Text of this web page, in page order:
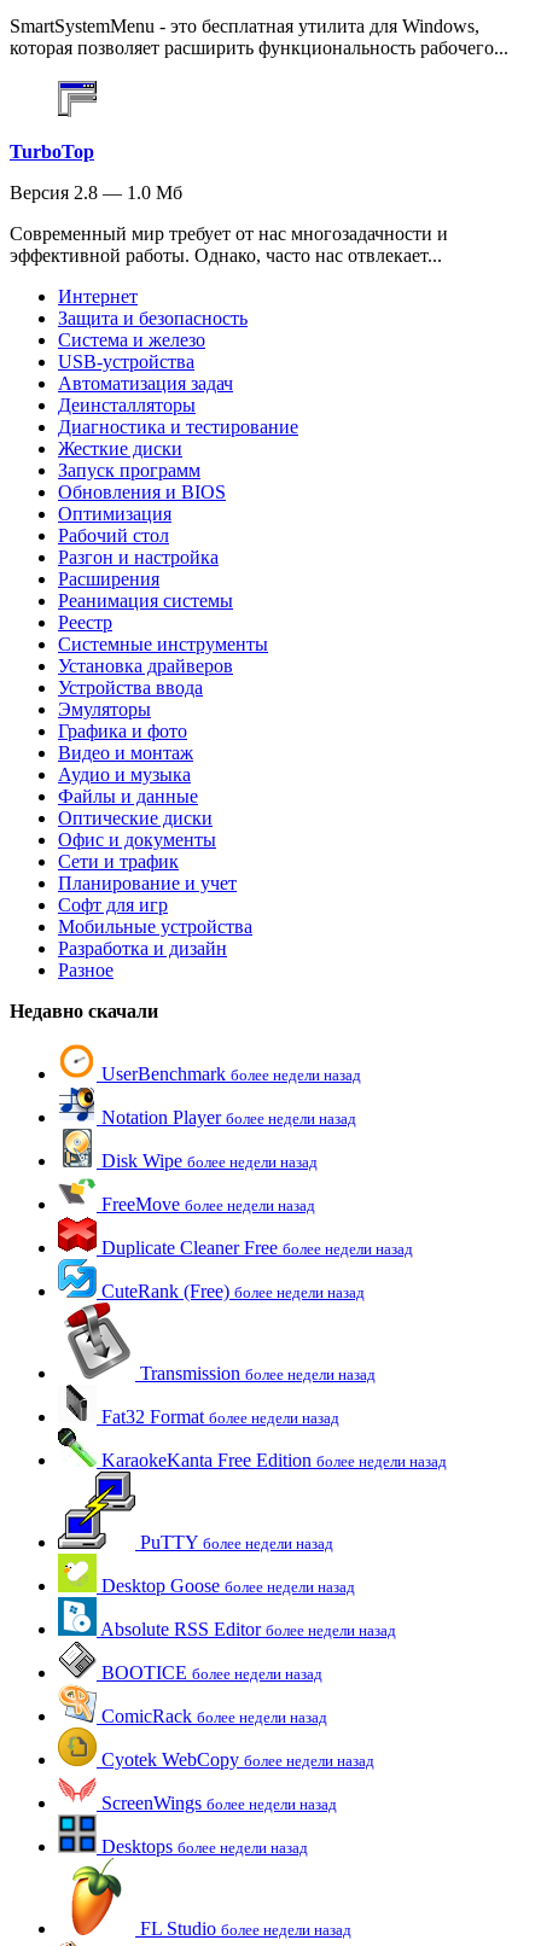
SmartSystemMenu - это бесплатная утилита для Windows,
которая позволяет расширить функциональность рабочего...
TurboTop
Версия 2.8 — 1.0 Мб
Современный мир требует от нас многозадачности и
эффективной работы. Однако, часто нас отвлекает...
Интернет
Защита и безопасность
Система и железо
USB-устройства
Автоматизация задач
Деинсталляторы
Диагностика и тестирование
Жесткие диски
Запуск программ
Обновления и BIOS
Оптимизация
Рабочий стол
Разгон и настройка
Расширения
Реанимация системы
Реестр
Системные инструменты
Установка драйверов
Устройства ввода
Эмуляторы
Графика и фото
Видео и монтаж
Аудио и музыка
Файлы и данные
Оптические диски
Офис и документы
Сети и трафик
Планирование и учет
Софт для игр
Мобильные устройства
Разработка и дизайн
Разное
Недавно скачали
UserBenchmark более недели назад
Notation Player более недели назад
Disk Wipe более недели назад
FreeMove более недели назад
Duplicate Cleaner Free более недели назад
CuteRank (Free) более недели назад
Transmission более недели назад
Fat32 Format более недели назад
KaraokeKanta Free Edition более недели назад
PuTTY более недели назад
Desktop Goose более недели назад
Absolute RSS Editor более недели назад
BOOTICE более недели назад
ComicRack более недели назад
Cyotek WebCopy более недели назад
ScreenWings более недели назад
Desktops более недели назад
FL Studio более недели назад